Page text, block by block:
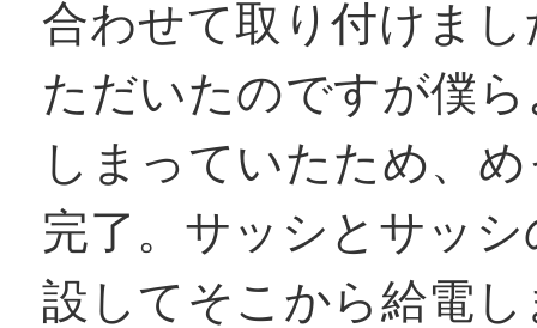
合わせて取り付けま
ただいたのですが僕
しまっていたため、
完了。サッシとサッ
設してそこから給電